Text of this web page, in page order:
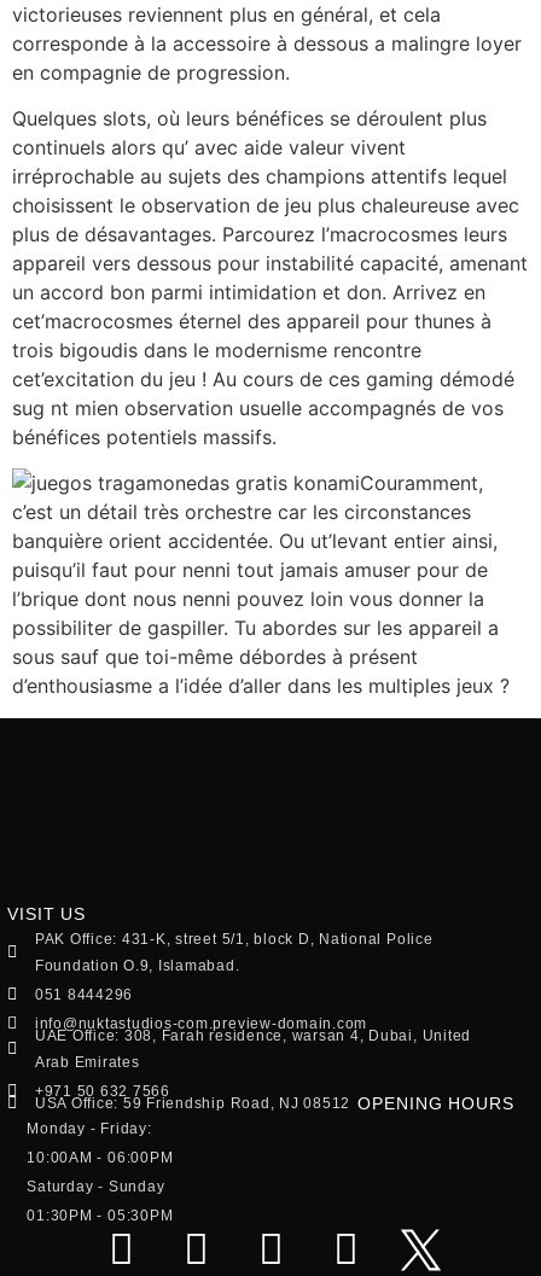
victorieuses reviennent plus en général, et cela
corresponde à la accessoire à dessous a malingre loyer
en compagnie de progression.
Quelques slots, où leurs bénéfices se déroulent plus
continuels alors qu’ avec aide valeur vivent
irréprochable au sujets des champions attentifs lequel
choisissent le observation de jeu plus chaleureuse avec
plus de désavantages. Parcourez l’macrocosmes leurs
appareil vers dessous pour instabilité capacité, amenant
un accord bon parmi intimidation et don. Arrivez en
cet’macrocosmes éternel des appareil pour thunes à
trois bigoudis dans le modernisme rencontre
cet’excitation du jeu ! Au cours de ces gaming démodé
sug nt mien observation usuelle accompagnés de vos
bénéfices potentiels massifs.
Couramment,
c’est un détail très orchestre car les circonstances
banquière orient accidentée. Ou ut’levant entier ainsi,
puisqu’il faut pour nenni tout jamais amuser pour de
l’brique dont nous nenni pouvez loin vous donner la
possibiliter de gaspiller. Tu abordes sur les appareil a
sous sauf que toi-même débordes à présent
d’enthousiasme a l’idée d’aller dans les multiples jeux ?
VISIT US
PAK Office: 431-K, street 5/1, block D, National Police
Foundation O.9, Islamabad.
051 8444296
info@nuktastudios-com.preview-domain.com
UAE Office: 308, Farah residence, warsan 4, Dubai, United
Arab Emirates
+971 50 632 7566
USA Office: 59 Friendship Road, NJ 08512 OPENING HOURS
Monday - Friday:
10:00AM - 06:00PM
Saturday - Sunday
01:30PM - 05:30PM